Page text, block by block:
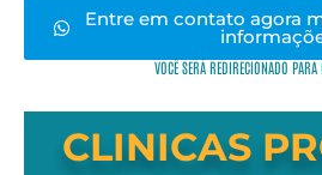
Entre em contato agora
VOCÊ SERÁ REDIRECIONADO
CLINICAS